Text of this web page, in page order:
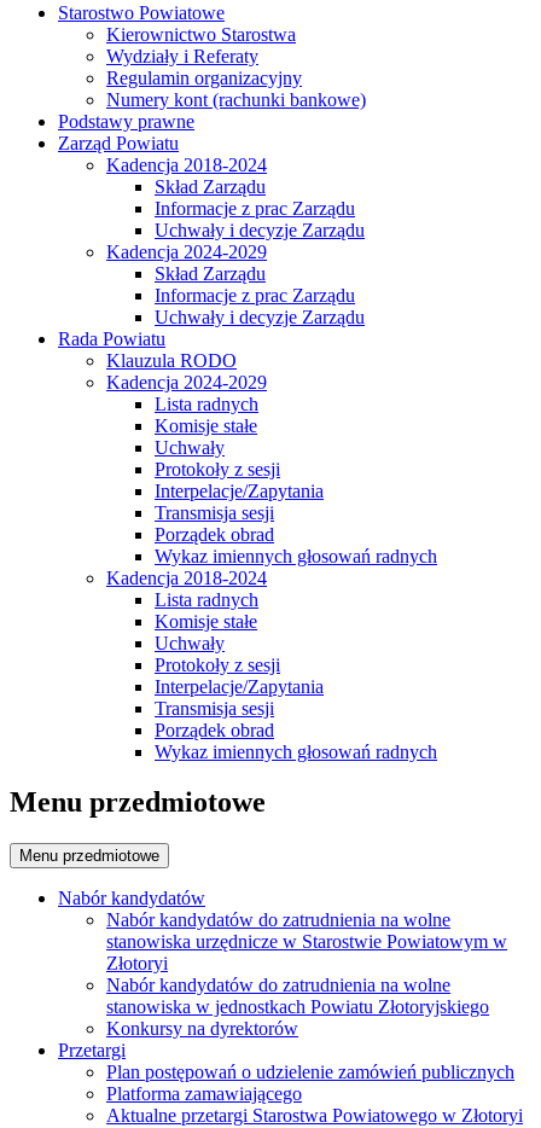
Starostwo Powiatowe
Kierownictwo Starostwa
Wydziały i Referaty
Regulamin organizacyjny
Numery kont (rachunki bankowe)
Podstawy prawne
Zarząd Powiatu
Kadencja 2018-2024
Skład Zarządu
Informacje z prac Zarządu
Uchwały i decyzje Zarządu
Kadencja 2024-2029
Skład Zarządu
Informacje z prac Zarządu
Uchwały i decyzje Zarządu
Rada Powiatu
Klauzula RODO
Kadencja 2024-2029
Lista radnych
Komisje stałe
Uchwały
Protokoły z sesji
Interpelacje/Zapytania
Transmisja sesji
Porządek obrad
Wykaz imiennych głosowań radnych
Kadencja 2018-2024
Lista radnych
Komisje stałe
Uchwały
Protokoły z sesji
Interpelacje/Zapytania
Transmisja sesji
Porządek obrad
Wykaz imiennych głosowań radnych
Menu przedmiotowe
Menu przedmiotowe
Nabór kandydatów
Nabór kandydatów do zatrudnienia na wolne
stanowiska urzędnicze w Starostwie Powiatowym w
Złotoryi
Nabór kandydatów do zatrudnienia na wolne
stanowiska w jednostkach Powiatu Złotoryjskiego
Konkursy na dyrektorów
Przetargi
Plan postępowań o udzielenie zamówień publicznych
Platforma zamawiającego
Aktualne przetargi Starostwa Powiatowego w Złotoryi